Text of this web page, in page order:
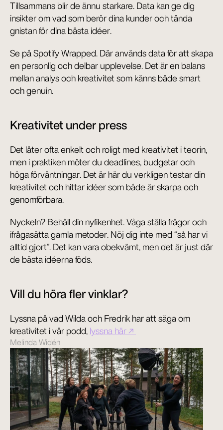
Tillsammans blir de ännu starkare. Data kan ge dig
insikter om vad som berör dina kunder och tända
gnistan för dina bästa idéer.
Se på Spotify Wrapped. Där används data för att skapa
en personlig och delbar upplevelse. Det är en balans
mellan analys och kreativitet som känns både smart
och genuin.
Kreativitet under press
Det låter ofta enkelt och roligt med kreativitet i teorin,
men i praktiken möter du deadlines, budgetar och
höga förväntningar. Det är här du verkligen testar din
kreativitet och hittar idéer som både är skarpa och
genomförbara.
Nyckeln? Behåll din nyfikenhet. Våga ställa frågor och
ifrågasätta gamla metoder. Nöj dig inte med “så har vi
alltid gjort”. Det kan vara obekvämt, men det är just där
de bästa idéerna föds.
Vill du höra fler vinklar?
Lyssna på vad Wilda och Fredrik har att säga om
kreativitet i vår podd, lyssna här ↗
Melinda Widén